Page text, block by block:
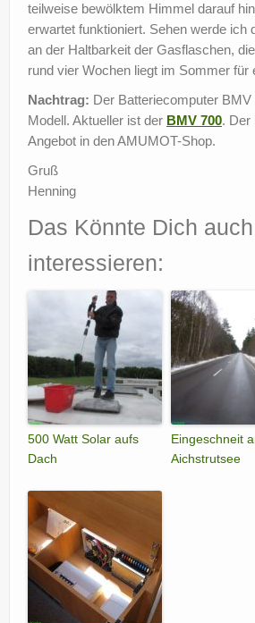
teilweise bewölktem Himmel darauf
erwartet funktioniert. Sehen werde ich
an der Haltbarkeit der Gasflaschen,
rund vier Wochen liegt im Sommer für
Nachtrag: Der Batteriecomputer
Modell. Aktueller ist der BMV 700. Der
Angebot in den AMUMOT-Shop.
Gruß
Henning
Das Könnte Dich auch
interessieren:
500 Watt Solar aufs
Dach
Eingeschneit
Aichstrutsee